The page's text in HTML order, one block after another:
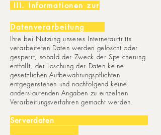
III. Informationen zur
Datenverarbeitung
Ihre bei Nutzung unseres Internetauftritts
verarbeiteten Daten werden gelöscht oder
gesperrt, sobald der Zweck der Speicherung
entfällt, der Löschung der Daten keine
gesetzlichen Aufbewahrungspflichten
entgegenstehen und nachfolgend keine
anderslautenden Angaben zu einzelnen
Verarbeitungsverfahren gemacht werden.
Serverdaten